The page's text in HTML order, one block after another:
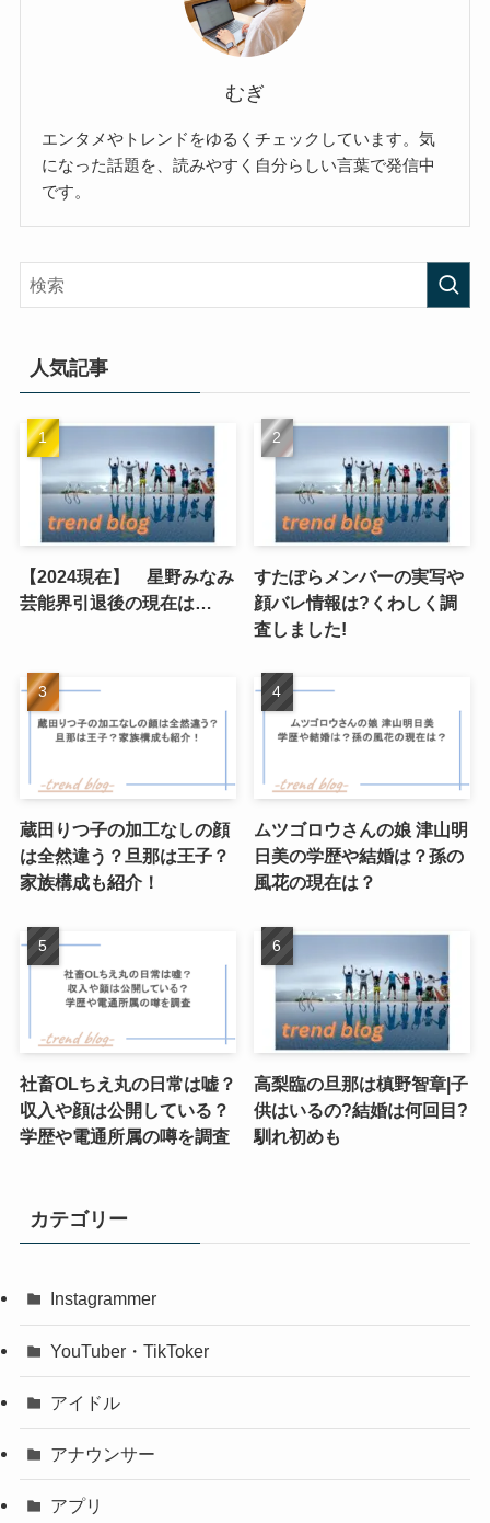
むぎ
エンタメやトレンドをゆるくチェックしています。気
になった話題を、読みやすく自分らしい言葉で発信中
です。
人気記事
【2024現在】 星野みなみ
芸能界引退後の現在は…
すたぽらメンバーの実写や
顔バレ情報は?くわしく調
査しました!
蔵田りつ子の加工なしの顔
は全然違う？旦那は王子？
家族構成も紹介！
ムツゴロウさんの娘 津山明
日美の学歴や結婚は？孫の
風花の現在は？
社畜OLちえ丸の日常は嘘？
収入や顔は公開している？
学歴や電通所属の噂を調査
高梨臨の旦那は槙野智章|子
供はいるの?結婚は何回目?
馴れ初めも
カテゴリー
Instagrammer
YouTuber・TikToker
アイドル
アナウンサー
アプリ